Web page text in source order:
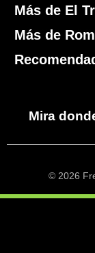
Más de El
Más de
Mira
© 2026